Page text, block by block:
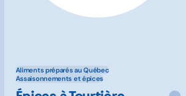
Aliments préparés au Québec
Assaisonnements et épices